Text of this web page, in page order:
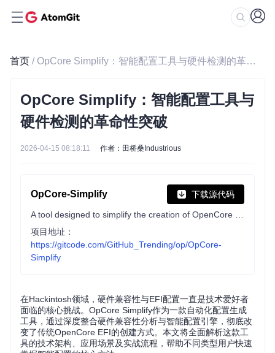
首页 / OpCore Simplify：智能配置工具与硬件检测的革命性突破
OpCore Simplify：智能配置工具与
硬件检测的革命性突破
2026-04-15 08:18:11 作者：田桥桑Industrious
OpCore-Simplify 下载源代码
项目地址：
https://gitcode.com/GitHub_Trending/op/OpCore-
Simplify
在Hackintosh领域，硬件兼容性与EFI配置一直是技术爱好者
面临的核心挑战。OpCore Simplify作为一款自动化配置生成
工具，通过深度整合硬件兼容性分析与智能配置引擎，彻底改
变了传统OpenCore EFI的创建方式。本文将全面解析这款工
具的技术架构、应用场景及实战流程，帮助不同类型用户快速